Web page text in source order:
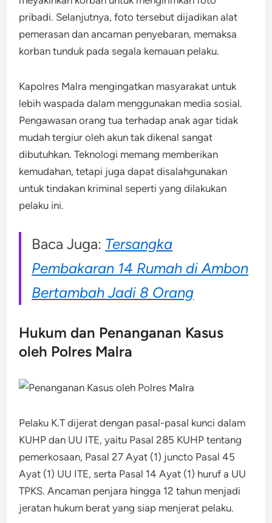
pribadi. Selanjutnya, foto tersebut dijadikan alat
pemerasan dan ancaman penyebaran, memaksa
korban tunduk pada segala kemauan pelaku.
Kapolres Malra mengingatkan masyarakat untuk
lebih waspada dalam menggunakan media sosial.
Pengawasan orang tua terhadap anak agar tidak
mudah tergiur oleh akun tak dikenal sangat
dibutuhkan. Teknologi memang memberikan
kemudahan, tetapi juga dapat disalahgunakan
untuk tindakan kriminal seperti yang dilakukan
pelaku ini.
Baca Juga: Tersangka
Pembakaran 14 Rumah di Ambon
Bertambah Jadi 8 Orang
Hukum dan Penanganan Kasus
oleh Polres Malra
Pelaku K.T dijerat dengan pasal-pasal kunci dalam
KUHP dan UU ITE, yaitu Pasal 285 KUHP tentang
pemerkosaan, Pasal 27 Ayat (1) juncto Pasal 45
Ayat (1) UU ITE, serta Pasal 14 Ayat (1) huruf a UU
TPKS. Ancaman penjara hingga 12 tahun menjadi
jeratan hukum berat yang siap menjerat pelaku.